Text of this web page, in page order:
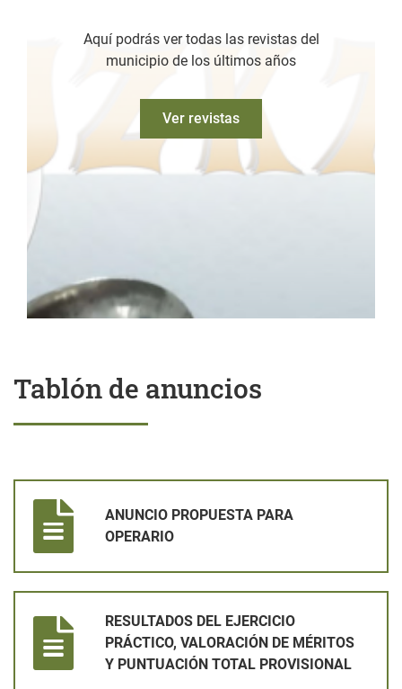
Aquí podrás ver todas las revistas del
municipio de los últimos años
Ver revistas
Tablón de anuncios
ANUNCIO PROPUESTA PARA
OPERARIO
RESULTADOS DEL EJERCICIO
PRÁCTICO, VALORACIÓN DE MÉRITOS
Y PUNTUACIÓN TOTAL PROVISIONAL